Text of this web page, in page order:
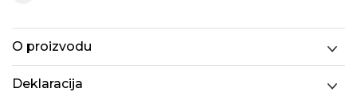
O proizvodu
Deklaracija